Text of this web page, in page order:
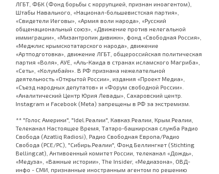
ЛГБТ, ФБК (Фонд борьбы с коррупцией, признан иноагентом),
Штабы Навального, «Национал-большевистская партия»,
«Свидетели Иеговы», «Армия воли народа», «Русский
общенациональный союз», «Движение против нелегальной
иммиграции», «Мизантропик дивижн», фонд «Свободная Россия»,
«Меджлис крымскотатарского народа», движение
«Артподготовка», движение ЛГБТ, общероссийская политическая
партия «Воля», АУЕ, «Аль-Каида в странах исламского Магриба»,
«Сеть», «Колумбайн». В РФ признана нежелательной
деятельность «Открытой России», издания «Проект Медиа»,
«Съезд народных депутатов» и «Форум свободной России».
«Аналитический Центр Юрия Левады», Сахаровский центр.
Instagram и Facebook (Metа) запрещены в РФ за экстремизм.
** "Голос Америки", "Idel.Реалии", Кавказ.Реалии, Крым.Реалии,
Телеканал Настоящее Время, Татаро-башкирская служба Радио
Свобода (Azatliq Radiosi), Радио Свободная Европа/Радио
Свобода (PCE/PC), "Сибирь.Реалии", Фонд Беллингкет (Stichting
Bellingcat), Антивоенный комитет России, телеканал «Дождь»,
«Медуза», «Важные истории», The Insider, «Медиазона», ОВД-
инфо - СМИ, признанные иностранным агентом по решению